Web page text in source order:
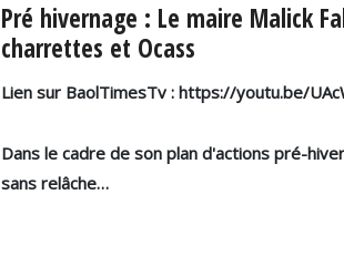
Pré hivernage : Le maire Malick
charrettes et Ocass
Lien sur BaolTimesTv : https://youtu.be/
Dans le cadre de son plan d'actions pré-
sans relâche…